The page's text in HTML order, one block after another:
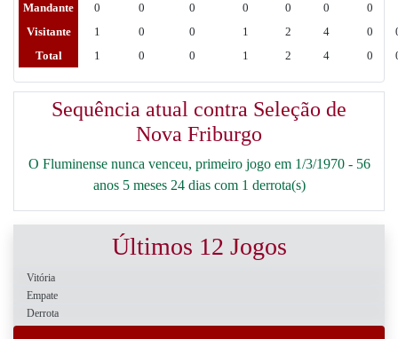
Mandante 0 0 0 0 0 0
0
Visitante
1 0 0 1 2 4 0
Total
1 0 0 1 2 4 0
Sequência atual contra Seleção de
Nova Friburgo
O Fluminense nunca venceu, primeiro jogo em 1/3/1970 - 56
anos 5 meses 24 dias com 1 derrota(s)
Últimos 12 Jogos
Vitória
Empate
Derrota